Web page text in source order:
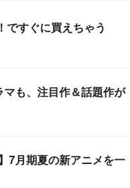
ですぐに買えちゃう
も、注目作＆話題作が
7月期夏の新アニメを一